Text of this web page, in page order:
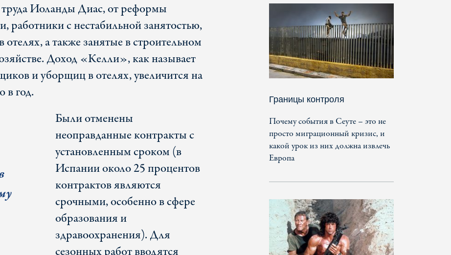
Иоланды Диас, от реформы
работники с нестабильной занятостью,
а также занятые в строительном
Доход «Келли», как называет
и уборщиц в отелях, увеличится на
в год.
Были отменены
неоправданные контракты с
установленным сроком (в
Испании около 25 процентов
контрактов являются
срочными, особенно в сфере
образования и
здравоохранения). Для
Границы контроля
Почему события в Сеуте – это не
просто миграционный кризис, и
какой урок из них должна извлечь
Европа